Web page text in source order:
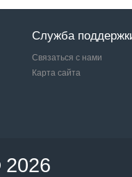
Служба
Связаться с нами
Карта сайта